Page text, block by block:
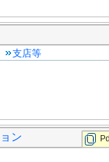
支店等
ン